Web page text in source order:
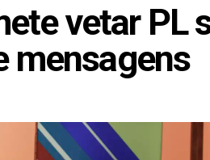
vetar PL
mensagens